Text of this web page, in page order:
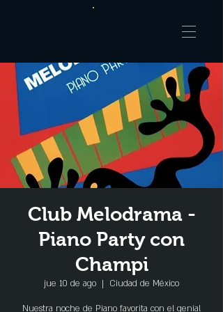
Club Melodrama -
Piano Party con
Champi
jue 10 de ago
  |
Ciudad de México
Nuestra noche de Piano favorita con el genial